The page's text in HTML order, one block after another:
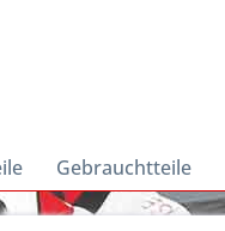
Gebrauchtteile